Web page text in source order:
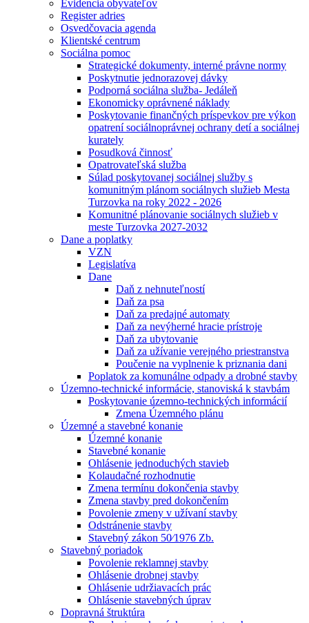
Evidencia obyvateľov
Register adries
Osvedčovacia agenda
Klientské centrum
Sociálna pomoc
Strategické dokumenty, interné právne normy
Poskytnutie jednorazovej dávky
Podporná sociálna služba- Jedáleň
Ekonomicky oprávnené náklady
Poskytovanie finančných príspevkov pre výkon
opatrení sociálnoprávnej ochrany detí a sociálnej
kurately
Posudková činnosť
Opatrovateľská služba
Súlad poskytovanej sociálnej služby s
komunitným plánom sociálnych služieb Mesta
Turzovka na roky 2022 - 2026
Komunitné plánovanie sociálnych služieb v
meste Turzovka 2027-2032
Dane a poplatky
VZN
Legislatíva
Dane
Daň z nehnuteľností
Daň za psa
Daň za predajné automaty
Daň za nevýherné hracie prístroje
Daň za ubytovanie
Daň za užívanie verejného priestranstva
Poučenie na vyplnenie k priznania dani
Poplatok za komunálne odpady a drobné stavby
Územno-technické informácie, stanoviská k stavbám
Poskytovanie územno-technických informácií
Zmena Územného plánu
Územné a stavebné konanie
Územné konanie
Stavebné konanie
Ohlásenie jednoduchých stavieb
Kolaudačné rozhodnutie
Zmena termínu dokončenia stavby
Zmena stavby pred dokončením
Povolenie zmeny v užívaní stavby
Odstránenie stavby
Stavebný zákon 50⁄1976 Zb.
Stavebný poriadok
Povolenie reklamnej stavby
Ohlásenie drobnej stavby
Ohlásenie udržiavacích prác
Ohlásenie stavebných úprav
Dopravná štruktúra